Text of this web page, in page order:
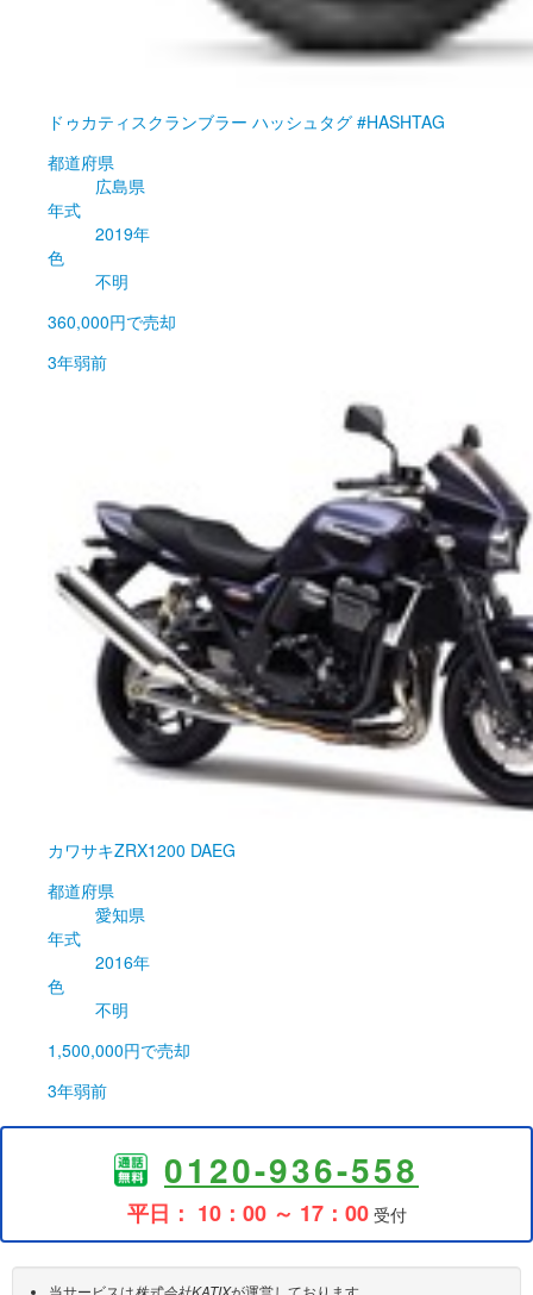
ドゥカティ スクランブラー ハッシュタグ #HASHTAG
都道府県
広島県
年式
2019年
色
不明
360,000円で売却
3年弱前
カワサキZRX1200 DAEG
都道府県
愛知県
年式
2016年
色
不明
1,500,000円で売却
3年弱前
0120-936-558
平日： 10：00 ～ 17：00受付